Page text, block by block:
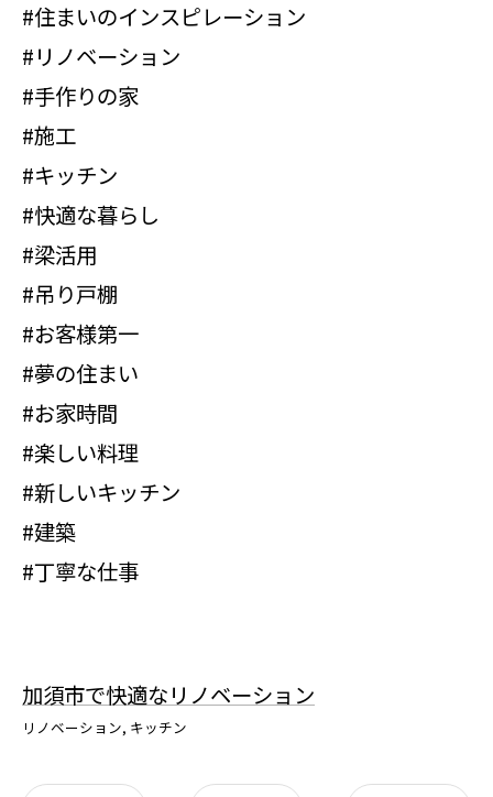
#住まいのインスピレーション
#リノベーション
#手作りの家
#施工
#キッチン
#快適な暮らし
#梁活用
#吊り戸棚
#お客様第一
#夢の住まい
#お家時間
#楽しい料理
#新しいキッチン
#建築
#丁寧な仕事
加須市で快適なリノベーション
リノベーション キッチン